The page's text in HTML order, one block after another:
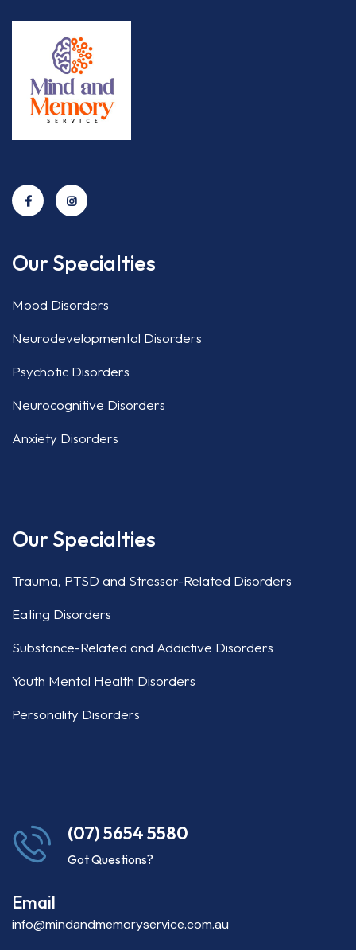
Our Specialties
Mood Disorders
Neurodevelopmental Disorders
Psychotic Disorders
Neurocognitive Disorders
Anxiety Disorders
Our Specialties
Trauma, PTSD and Stressor-Related Disorders
Eating Disorders
Substance-Related and Addictive Disorders
Youth Mental Health Disorders
Personality Disorders
(07) 5654 5580
Got Questions?
Email
info@mindandmemoryservice.com.au